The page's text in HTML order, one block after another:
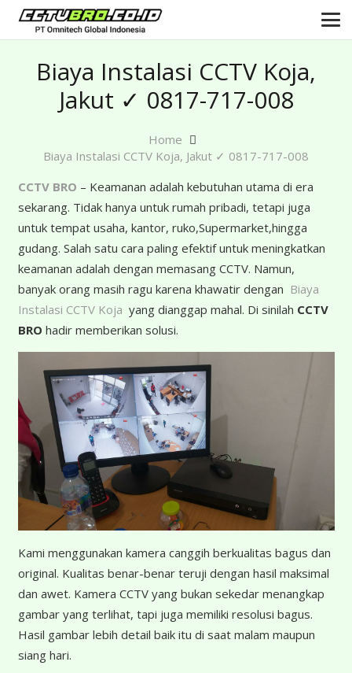
Biaya Instalasi CCTV Koja,
Jakut ✓ 0817-717-008
Home
Biaya Instalasi CCTV Koja, Jakut ✓ 0817-717-008
CCTV BRO – Keamanan adalah kebutuhan utama di era
sekarang. Tidak hanya untuk rumah pribadi, tetapi juga
untuk tempat usaha, kantor, ruko,Supermarket,hingga
gudang. Salah satu cara paling efektif untuk meningkatkan
keamanan adalah dengan memasang CCTV. Namun,
banyak orang masih ragu karena khawatir dengan Biaya
Instalasi CCTV Koja yang dianggap mahal. Di sinilah CCTV
BRO hadir memberikan solusi.
Kami menggunakan kamera canggih berkualitas bagus dan
original. Kualitas benar-benar teruji dengan hasil maksimal
dan awet. Kamera CCTV yang bukan sekedar menangkap
gambar yang terlihat, tapi juga memiliki resolusi bagus.
Hasil gambar lebih detail baik itu di saat malam maupun
siang hari.